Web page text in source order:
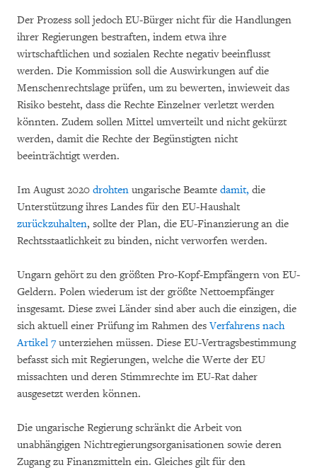
Der Prozess soll jedoch EU-Bürger nicht für die Handlungen
ihrer Regierungen bestraften, indem etwa ihre
wirtschaftlichen und sozialen Rechte negativ beeinflusst
werden. Die Kommission soll die Auswirkungen auf die
Menschenrechtslage prüfen, um zu bewerten, inwieweit das
Risiko besteht, dass die Rechte Einzelner verletzt werden
könnten. Zudem sollen Mittel umverteilt und nicht gekürzt
werden, damit die Rechte der Begünstigten nicht
beeinträchtigt werden.
Im August 2020 drohten ungarische Beamte damit, die
Unterstützung ihres Landes für den EU-Haushalt
zurückzuhalten, sollte der Plan, die EU-Finanzierung an die
Rechtsstaatlichkeit zu binden, nicht verworfen werden.
Ungarn gehört zu den größten Pro-Kopf-Empfängern von EU-
Geldern. Polen wiederum ist der größte Nettoempfänger
insgesamt. Diese zwei Länder sind aber auch die einzigen, die
sich aktuell einer Prüfung im Rahmen desVerfahrens nach
Artikel 7 unterziehen müssen. Diese EU-Vertragsbestimmung
befasst sich mit Regierungen, welche die Werte der EU
missachten und deren Stimmrechte im EU-Rat daher
ausgesetzt werden können.
Die ungarische Regierung schränkt die Arbeit von
unabhängigen Nichtregierungsorganisationen sowie deren
Zugang zu Finanzmitteln ein. Gleiches gilt für den